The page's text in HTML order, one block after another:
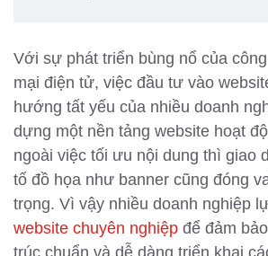
Với sự phát triển bùng nổ của
mại điện tử, việc đầu tư vào
hướng tất yếu của nhiều doanh
dựng một nền tảng website hoạt
ngoài việc tối ưu nội dung thì giao
tố đồ họa như banner cũng đóng
trọng. Vì vậy nhiều doanh nghiệp
website chuyên nghiệp để đảm